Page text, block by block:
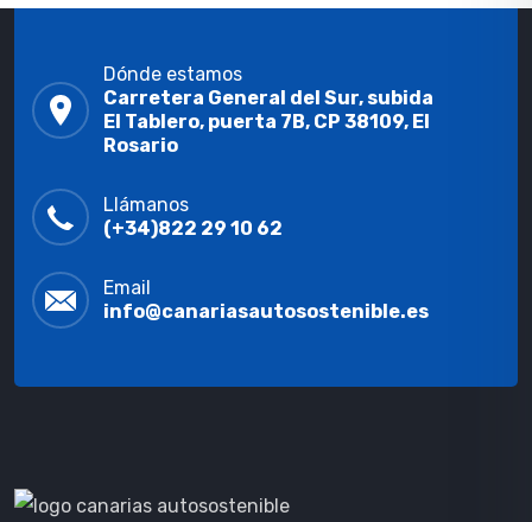
Dónde estamos
Carretera General del Sur, subida
El Tablero, puerta 7B, CP 38109, El
Rosario
Llámanos
(+34)822 29 10 62
Email
info@canariasautosostenible.es